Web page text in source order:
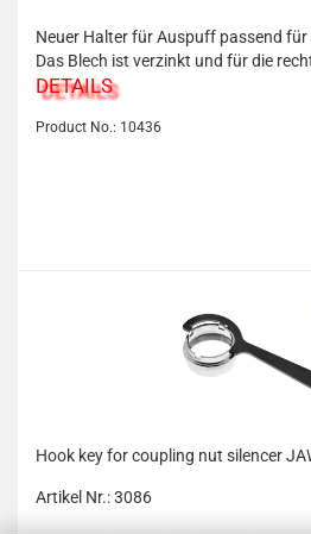
Neuer Halter für Auspuff passend
Das Blech ist verzinkt und für die
DETAILS
Product No.: 10436
Hook key for coupling nut silencer
Artikel Nr.: 3086